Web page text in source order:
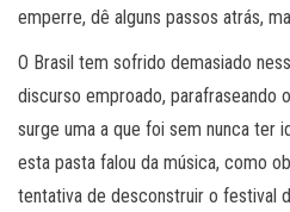
emperre, dê alguns passos atrás,
O Brasil tem sofrido demasiado
discurso emproado, parafraseando
surge uma a que foi sem nunca ter
esta pasta falou da música, como
tentativa de desconstruir o festival